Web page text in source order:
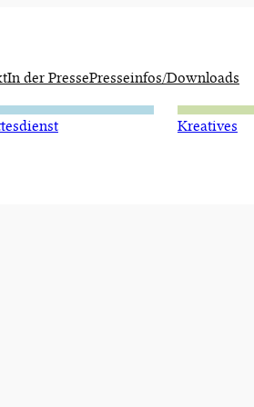
In der PressePresseinfos/Downloads
Kreatives